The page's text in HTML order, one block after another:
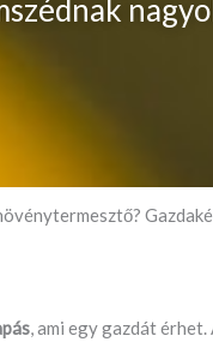
, ami egy gazdát